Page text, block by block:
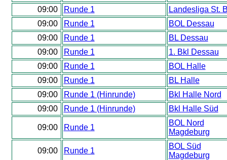
09:00
Runde 1
Landesliga St.
09:00
Runde 1
BOL Dessau
09:00
Runde 1
BL Dessau
09:00
Runde 1
1. Bkl Dessau
09:00
Runde 1
BOL Halle
09:00
Runde 1
BL Halle
09:00
Runde 1 (Hinrunde)
Bkl Halle Nord
09:00
Runde 1 (Hinrunde) Bkl Halle Süd
09:00 Runde 1
BOL Nord
Magdeburg
09:00 Runde 1
BOL Süd
Magdeburg